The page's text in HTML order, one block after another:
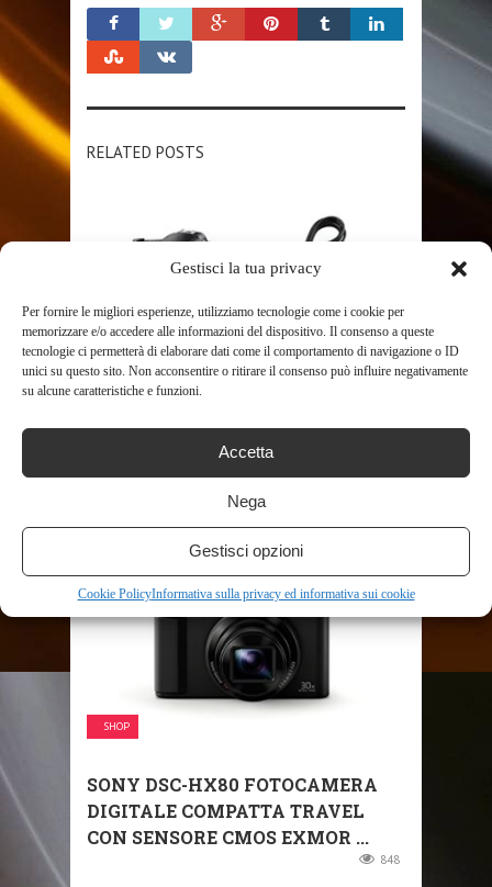
Gestisci la tua privacy
Per fornire le migliori esperienze, utilizziamo tecnologie come i cookie per
memorizzare e/o accedere alle informazioni del dispositivo. Il consenso a queste
tecnologie ci permetterà di elaborare dati come il comportamento di navigazione o ID
unici su questo sito. Non acconsentire o ritirare il consenso può influire negativamente
su alcune caratteristiche e funzioni.
Accetta
Nega
Gestisci opzioni
Cookie PolicyInformativa sulla privacy ed informativa sui cookie
RELATED POSTS
DIGITALE COMPATTA, SENSORE
DA 1.0”, NERO ...
SHOP
SONY DSC-HX80 FOTOCAMERA
DIGITALE COMPATTA TRAVEL
CON SENSORE CMOS EXMOR ...
848